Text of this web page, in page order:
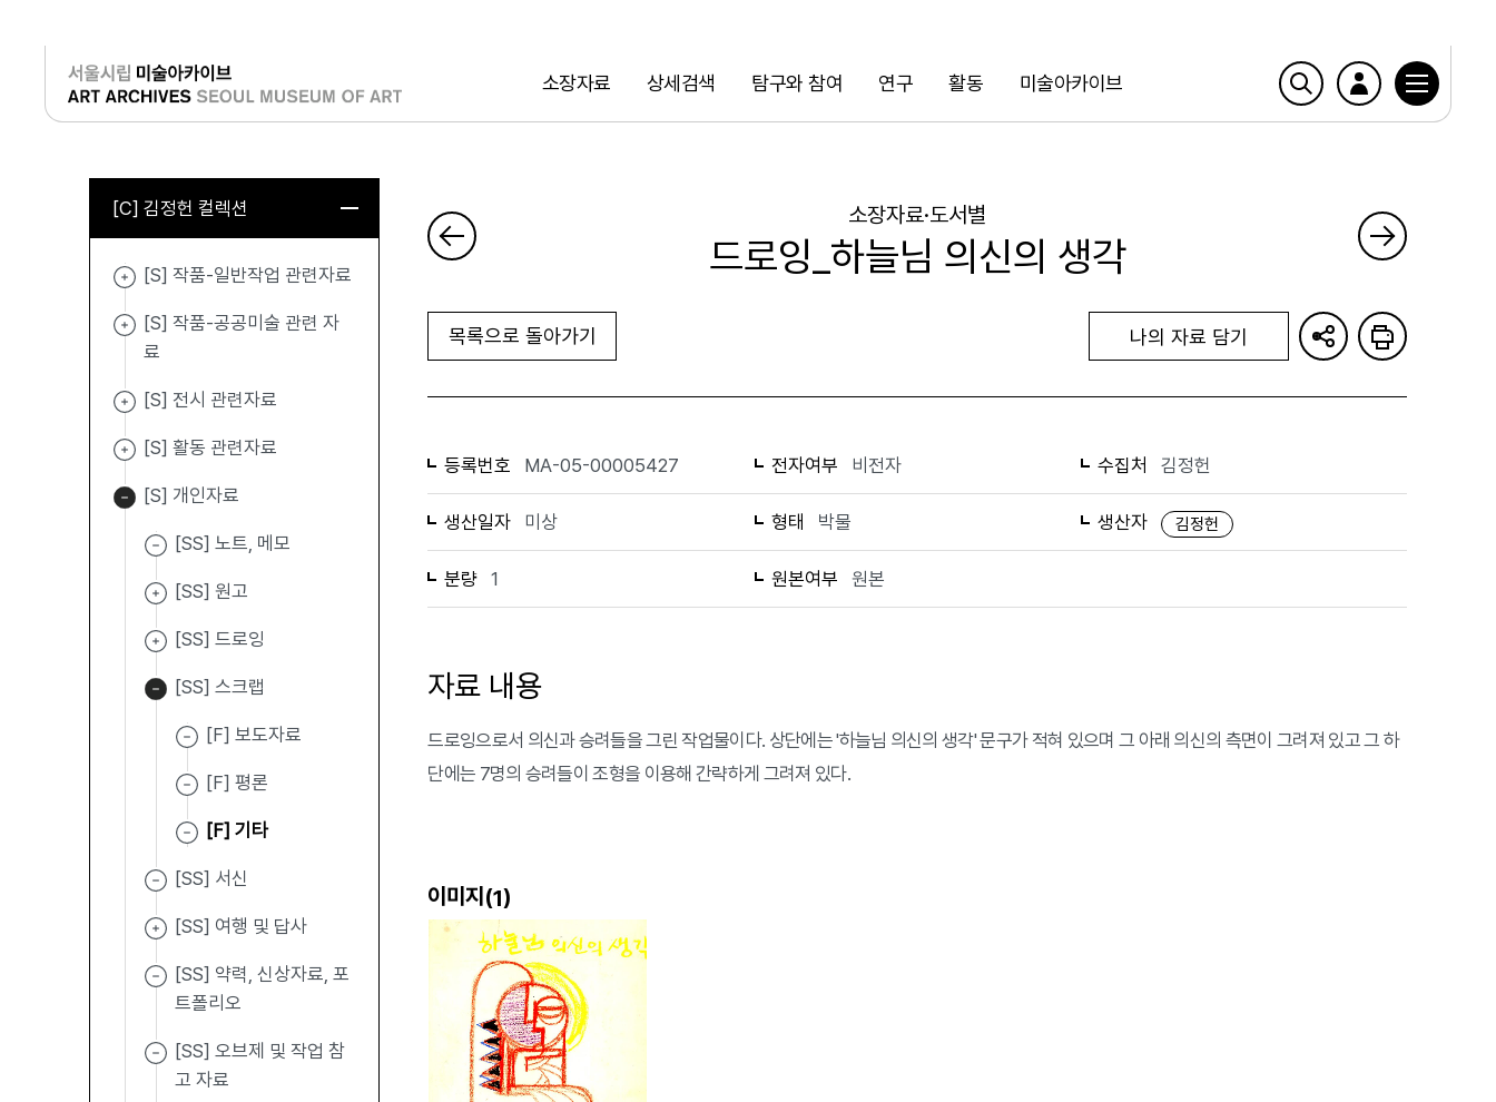
소장자료 상세검색 탐구와 참여 연구 활동 미술아카이브
검색
로그인
[C] 김정헌 컬렉션
[S] 작품-일반작업 관련자료
[S] 작품-공공미술 관련 자
료
[S] 전시 관련자료
[S] 활동 관련자료
[S] 개인자료
[SS] 노트, 메모
[SS] 원고
[SS] 드로잉
[SS] 스크랩
[F] 보도자료
[F] 평론
[F] 기타
[SS] 서신
[SS] 여행 및 답사
[SS] 약력, 신상자료, 포
트폴리오
[SS] 오브제 및 작업 참
고 자료
소장자료·도서별
드로잉_하늘님 의신의 생각
목록으로 돌아가기 나의 자료 담기
등록번호 MA-05-00005427 전자여부 비전자 수집처 김정헌
생산일자 미상 형태 박물 생산자 김정헌
분량 1 원본여부 원본
자료 내용
드로잉으로서 의신과 승려들을 그린 작업물이다. 상단에는 '하늘님 의신의 생각' 문구가 적혀 있으며 그 아래 의신의 측면이 그려져 있고 그 하
단에는 7명의 승려들이 조형을 이용해 간략하게 그려져 있다.
이미지(1)